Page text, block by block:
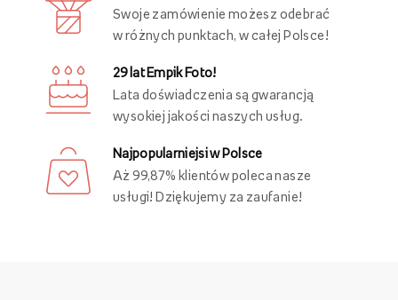
Swoje zamówienie możesz odebrać
w różnych punktach, w całej Polsce!
29 lat Empik Foto!
Lata doświadczenia są gwarancją
wysokiej jakości naszych usług.
Najpopularniejsi w Polsce
Aż 99,87% klientów poleca nasze
usługi! Dziękujemy za zaufanie!